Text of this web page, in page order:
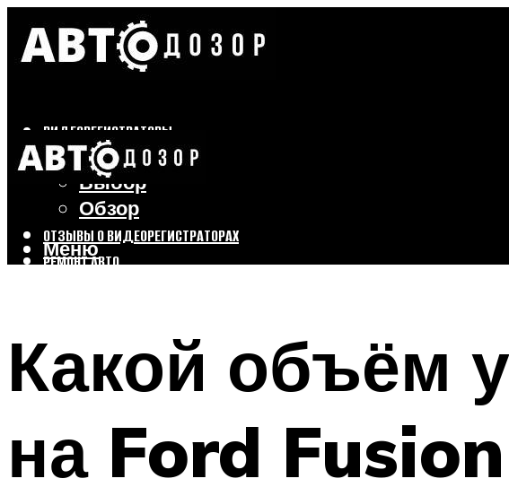
ВИДЕОРЕГИСТРАТОРЫ
Бренды
Выбор
Обзор
ОТЗЫВЫ О ВИДЕОРЕГИСТРАТОРАХ
РЕМОНТ АВТО
Меню
Меню
Какой объём
на Ford Fusion